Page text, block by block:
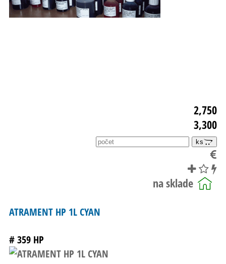
2,750
3,300
ks
ATRAMENT HP 1L CYAN
# 359 HP